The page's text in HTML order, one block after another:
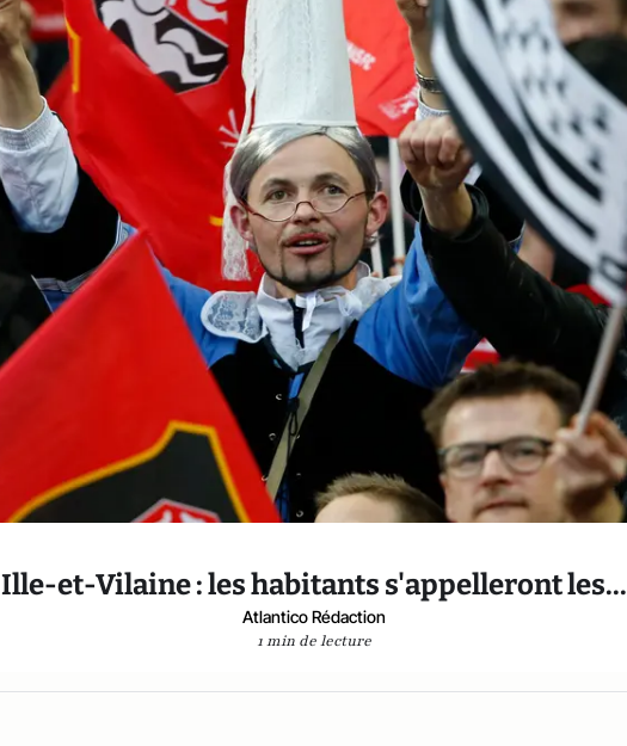
Ille-et-Vilaine : les habitants s'appelleront les...
Atlantico Rédaction
1 min de lecture